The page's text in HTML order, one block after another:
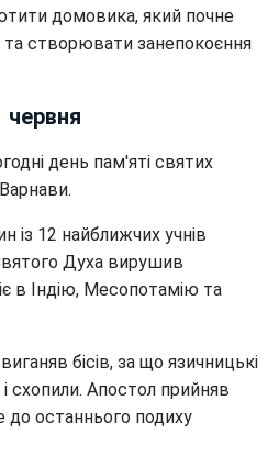
домовика, який почне
та створювати занепокоєння
червня
день пам'яті святих
із 12 найближчих учнів
Духа вирушив
в Індію, Месопотамію та
бісів, за що язичницькі
схопили. Апостол прийняв
до останнього подиху